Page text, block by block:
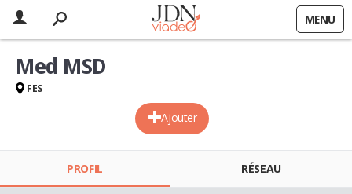
MENU
Ajouter
Med MSD
FES
PROFIL RÉSEAU